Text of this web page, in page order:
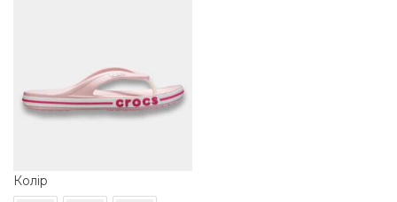
Колір